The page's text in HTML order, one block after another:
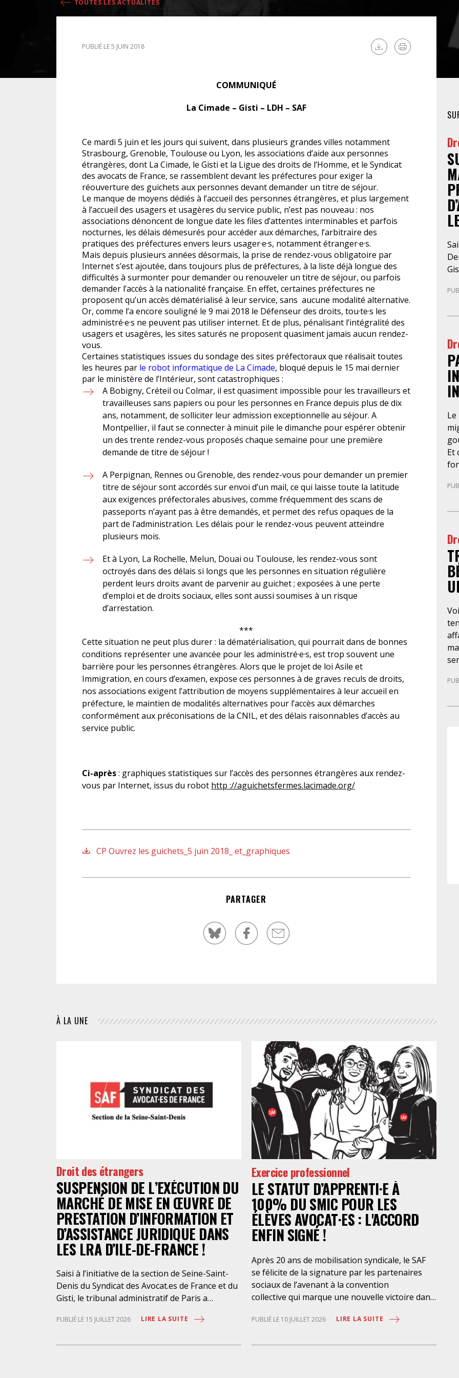
DROIT DES MINEURS
TOUTES LES ACTUALITÉS
PUBLIÉ LE 5 JUIN 2018
COMMUNIQUÉ
La Cimade – Gisti – LDH – SAF
Ce mardi 5 juin et les jours qui suivent, dans plusieurs grandes villes notamment
Strasbourg, Grenoble, Toulouse ou Lyon, les associations d’aide aux personnes
étrangères, dont La Cimade, le Gisti et la Ligue des droits de l’Homme, et le Syndicat
des avocats de France, se rassemblent devant les préfectures pour exiger la
réouverture des guichets aux personnes devant demander un titre de séjour.
Le manque de moyens dédiés à l’accueil des personnes étrangères, et plus largement
à l’accueil des usagers et usagères du service public, n’est pas nouveau : nos
associations dénoncent de longue date les files d’attentes interminables et parfois
nocturnes, les délais démesurés pour accéder aux démarches, l’arbitraire des
pratiques des préfectures envers leurs usager·e·s, notamment étranger·e·s.
Mais depuis plusieurs années désormais, la prise de rendez-vous obligatoire par
Internet s’est ajoutée, dans toujours plus de préfectures, à la liste déjà longue des
difficultés à surmonter pour demander ou renouveler un titre de séjour, ou parfois
demander l’accès à la nationalité française. En effet, certaines préfectures ne
proposent qu’un accès dématérialisé à leur service, sans aucune modalité alternative.
Or, comme l’a encore souligné le 9 mai 2018 le Défenseur des droits, tou·te·s les
administré·e·s ne peuvent pas utiliser internet. Et de plus, pénalisant l’intégralité des
usagers et usagères, les sites saturés ne proposent quasiment jamais aucun rendez-
vous.
Certaines statistiques issues du sondage des sites préfectoraux que réalisait toutes
les heures par le robot informatique de La Cimade, bloqué depuis le 15 mai dernier
par le ministère de l’Intérieur, sont catastrophiques :
A Bobigny, Créteil ou Colmar, il est quasiment impossible pour les travailleurs et
travailleuses sans papiers ou pour les personnes en France depuis plus de dix
ans, notamment, de solliciter leur admission exceptionnelle au séjour. A
Montpellier, il faut se connecter à minuit pile le dimanche pour espérer obtenir
un des trente rendez-vous proposés chaque semaine pour une première
demande de titre de séjour !
A Perpignan, Rennes ou Grenoble, des rendez-vous pour demander un premier
titre de séjour sont accordés sur envoi d’un mail, ce qui laisse toute la latitude
aux exigences préfectorales abusives, comme fréquemment des scans de
passeports n’ayant pas à être demandés, et permet des refus opaques de la
part de l’administration. Les délais pour le rendez-vous peuvent atteindre
plusieurs mois.
Et à Lyon, La Rochelle, Melun, Douai ou Toulouse, les rendez-vous sont
octroyés dans des délais si longs que les personnes en situation régulière
perdent leurs droits avant de parvenir au guichet ; exposées à une perte
d’emploi et de droits sociaux, elles sont aussi soumises à un risque
d’arrestation.
***
Cette situation ne peut plus durer : la dématérialisation, qui pourrait dans de bonnes
conditions représenter une avancée pour les administré·e·s, est trop souvent une
barrière pour les personnes étrangères. Alors que le projet de loi Asile et
Immigration, en cours d’examen, expose ces personnes à de graves reculs de droits,
nos associations exigent l’attribution de moyens supplémentaires à leur accueil en
préfecture, le maintien de modalités alternatives pour l’accès aux démarches
conformément aux préconisations de la CNIL, et des délais raisonnables d’accès au
service public.
Ci-après: graphiques statistiques sur l’accès des personnes étrangères aux rendez-
vous par Internet, issus du robot http ://aguichetsfermes.lacimade.org/
CP Ouvrez les guichets_5 juin 2018_ et_graphiques
PARTAGER
À LA UNE
Droit des étrangers
SUSPENSION DE L’EXÉCUTION DU
MARCHÉ DE MISE EN ŒUVRE DE
PRESTATION D’INFORMATION ET
D’ASSISTANCE JURIDIQUE DANS
LES LRA D’ILE-DE-FRANCE !
Saisi à l’initiative de la section de Seine-Saint-
Denis du Syndicat des Avocat.es de France et du
Gisti, le tribunal administratif de Paris a
marché public visant à la « mise en œuvre de
juridique des étrangers maintenus dans les
PUBLIÉ LE 15 JUILLET 2026 LIRE LA SUITE
Exercice professionnel
LE STATUT D’APPRENTI·E À
100% DU SMIC POUR LES
ÉLÈVES AVOCAT·ES : L'ACCORD
ENFIN SIGNÉ !
Après 20 ans de mobilisation syndicale, le SAF
se félicite de la signature par les partenaires
sociaux de l’avenant à la convention
collective qui marque une nouvelle victoire dans
des élèves-avocat·es, avec une rémunération à
géographique ou d’âge. Étant donné la
PUBLIÉ LE 10 JUILLET 2026 LIRE LA SUITE
Et
le
et